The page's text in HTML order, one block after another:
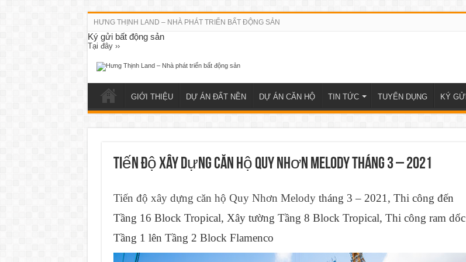
HƯNG THỊNH LAND – NHÀ PHÁT TRIỂN BẤT ĐỘNG SẢN
Ký gửi bất động sản
Tại đây ››
GIỚI THIỆU DỰ ÁN ĐẤT NỀN DỰ ÁN CĂN HỘ TIN TỨC TUYỂN DỤNG KÝ GỬI
Tiến độ xây dựng căn hộ Quy Nhơn Melody tháng 3 – 2021
Tiến độ xây dựng căn hộ Quy Nhơn Melodytháng 3 – 2021, Thi công đến
Tầng 16 Block Tropical, Xây tường Tầng 8 Block Tropical, Thi công ram dốc
Tầng 1 lên Tầng 2 Block Flamenco